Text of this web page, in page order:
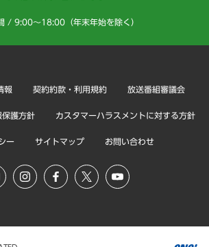
/ 9:00～18:00（年末年始を除く）
報 契約約款・利用規約 放送番組審議会
保護方針 カスタマーハラスメントに対する方針
ー サイトマップ お問い合わせ